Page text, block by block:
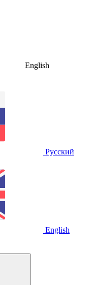
English
Русский
English